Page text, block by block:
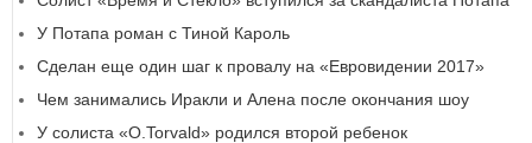
У Потапа роман с Тиной Кароль
Сделан еще один шаг к провалу на «Евровидении 2017»
Чем занимались Иракли и Алена после окончания шоу
У солиста «O.Torvald» родился второй ребенок